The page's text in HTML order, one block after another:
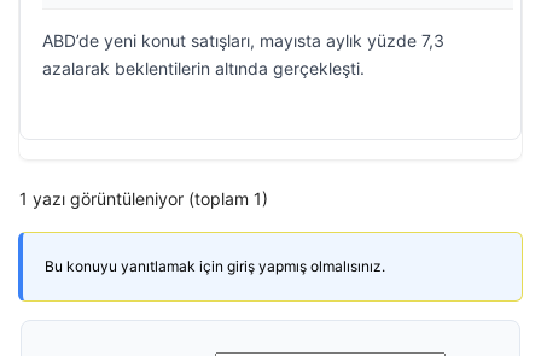
ABD’de yeni konut satışları, mayısta aylık yüzde 7,3
azalarak beklentilerin altında gerçekleşti.
1 yazı görüntüleniyor (toplam 1)
Bu konuyu yanıtlamak için giriş yapmış olmalısınız.